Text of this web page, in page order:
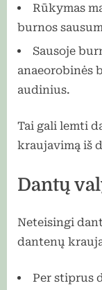
Rūkymas
burnos
Sausoje
anaeorobinės
audinius.
Tai gali lemti
kraujavimą iš
Dantų
Neteisingi
dantenų
Per stiprus